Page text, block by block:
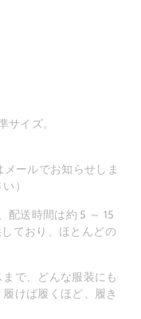
サイズ。
ールでお知らせしま
）
配送時間は約 5 ～ 15
ており、ほとんどの
で、どんな服装にも
けば履くほど、履き